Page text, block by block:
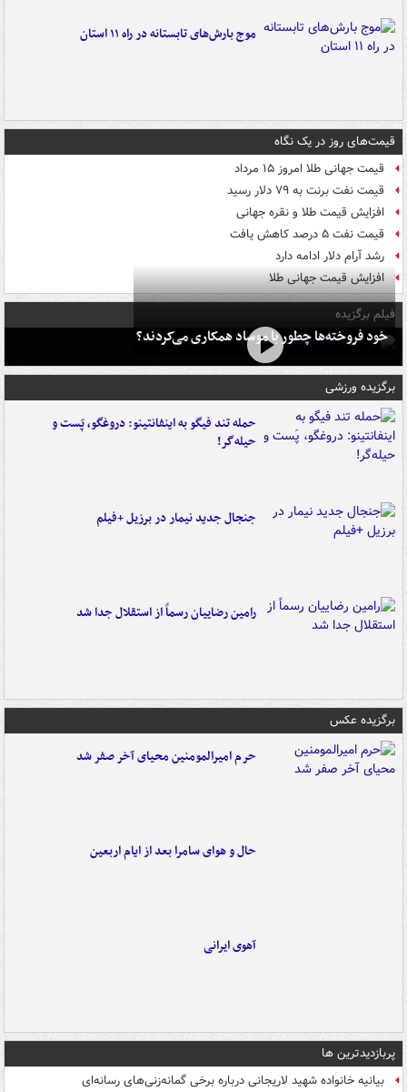
موج بارش‌های تابستانه در راه ۱۱ استان
قیمت‌های روز در یک نگاه
قیمت جهانی طلا امروز ۱۵ مرداد
قیمت نفت برنت به ۷۹ دلار رسید
افزایش قیمت طلا و نقره جهانی
قیمت نفت ۵ درصد کاهش یافت
رشد آرام دلار ادامه دارد
افزایش قیمت جهانی طلا
فیلم برگزیده
خود فروخته‌ها چطور با موساد همکاری می‌کردند؟
برگزیده ورزشی
حمله تند فیگو به اینفانتینو: دروغگو، پَست‌ و
حیله‌گر!
جنجال جدید نیمار در برزیل +فیلم
رامین رضاییان رسماً از استقلال جدا شد
برگزیده عکس
حرم امیرالمومنین محیای آخر صفر شد
حال و هوای سامرا بعد از ایام اربعین
آهوی ایرانی
پربازدیدترین ها
بیانیه خانواده شهید لاریجانی درباره برخی گمانه‌زنی‌های رسانه‌ای